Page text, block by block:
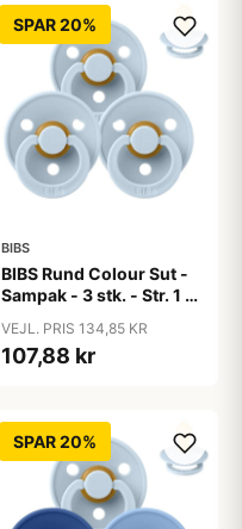
SPAR 20%
BIBS
BIBS Rund Colour Sut -
Sampak - 3 stk. - Str. 1 -
VEJL. PRIS 134,85 KR
107,88 kr
SPAR 20%